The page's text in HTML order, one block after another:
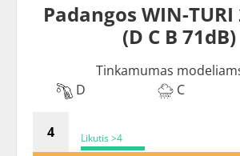
Padangos WIN-TURI
(D C B 71dB)
Tinkamumas
D
C
Likutis >4